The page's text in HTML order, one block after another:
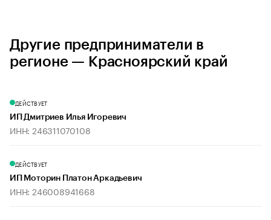
Другие предприниматели в
регионе — Красноярский край
ДЕЙСТВУЕТ
ИП Дмитриев Илья Игоревич
ИНН: 246311070108
ДЕЙСТВУЕТ
ИП Моторин Платон Аркадьевич
ИНН: 246008941668